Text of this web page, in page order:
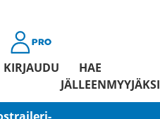
KIRJAUDU
HAE
JÄLLEENMYYJÄKSI